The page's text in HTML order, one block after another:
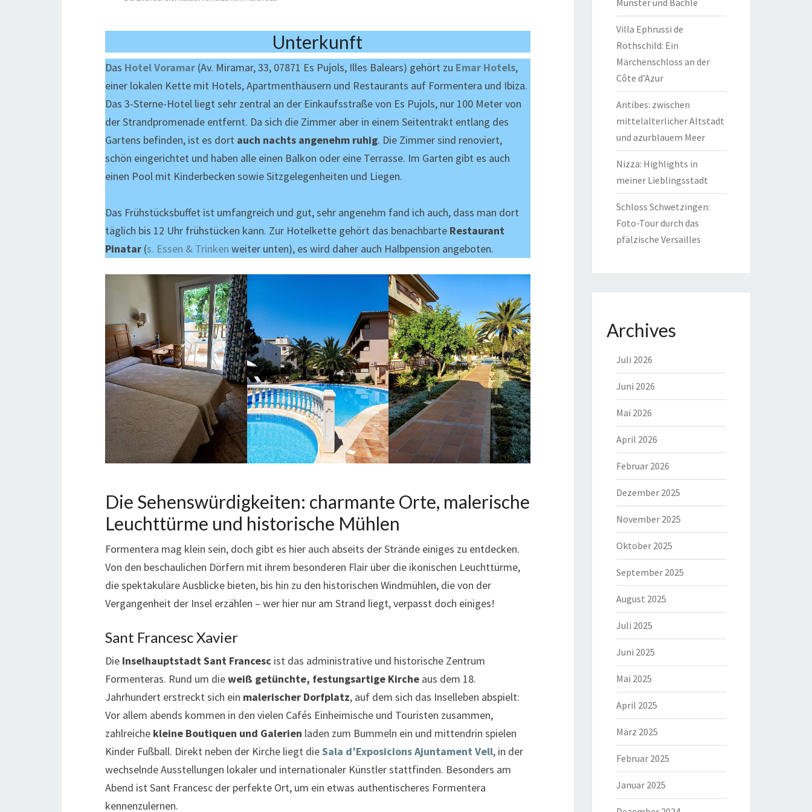
Unterkunft
Das Hotel Voramar (Av. Miramar, 33, 07871 Es Pujols, Illes Balears) gehört zu Emar Hotels,
einer lokalen Kette mit Hotels, Apartmenthäusern und Restaurants auf Formentera und Ibiza.
Das 3-Sterne-Hotel liegt sehr zentral an der Einkaufsstraße von Es Pujols, nur 100 Meter von
der Strandpromenade entfernt. Da sich die Zimmer aber in einem Seitentrakt entlang des
Gartens befinden, ist es dort auch nachts angenehm ruhig. Die Zimmer sind renoviert,
schön eingerichtet und haben alle einen Balkon oder eine Terrasse. Im Garten gibt es auch
einen Pool mit Kinderbecken sowie Sitzgelegenheiten und Liegen.
Das Frühstücksbuffet ist umfangreich und gut, sehr angenehm fand ich auch, dass man dort
täglich bis 12 Uhr frühstücken kann. Zur Hotelkette gehört das benachbarte Restaurant
Pinatar (s. Essen & Trinken weiter unten), es wird daher auch Halbpension angeboten.
Die Sehenswürdigkeiten: charmante Orte, malerische
Leuchttürme und historische Mühlen
Formentera mag klein sein, doch gibt es hier auch abseits der Strände einiges zu entdecken.
Von den beschaulichen Dörfern mit ihrem besonderen Flair über die ikonischen Leuchttürme,
die spektakuläre Ausblicke bieten, bis hin zu den historischen Windmühlen, die von der
Vergangenheit der Insel erzählen – wer hier nur am Strand liegt, verpasst doch einiges!
Sant Francesc Xavier
Die Inselhauptstadt Sant Francesc ist das administrative und historische Zentrum
Formenteras. Rund um dieweiß getünchte, festungsartige Kirche aus dem 18.
Jahrhundert erstreckt sich ein malerischer Dorfplatz, auf dem sich das Inselleben abspielt:
Vor allem abends kommen in den vielen Cafés Einheimische und Touristen zusammen,
zahlreiche kleine Boutiquen und Galerien laden zum Bummeln ein und mittendrin spielen
Kinder Fußball. Direkt neben der Kirche liegt dieSala d’Exposicions Ajuntament Vell, in der
wechselnde Ausstellungen lokaler und internationaler Künstler stattfinden. Besonders am
Abend ist Sant Francesc der perfekte Ort, um ein etwas authentischeres Formentera
kennenzulernen.
Münster und Bächle
Villa Ephrussi de
Rothschild: Ein
Märchenschloss an der
Côte d’Azur
Antibes: zwischen
mittelalterlicher Altstadt
und azurblauem Meer
Nizza: Highlights in
meiner Lieblingsstadt
Schloss Schwetzingen:
Foto-Tour durch das
pfälzische Versailles
Archives
Juli 2026
Juni 2026
Mai 2026
April 2026
Februar 2026
Dezember 2025
November 2025
Oktober 2025
September 2025
August 2025
Juli 2025
Juni 2025
Mai 2025
April 2025
März 2025
Februar 2025
Januar 2025